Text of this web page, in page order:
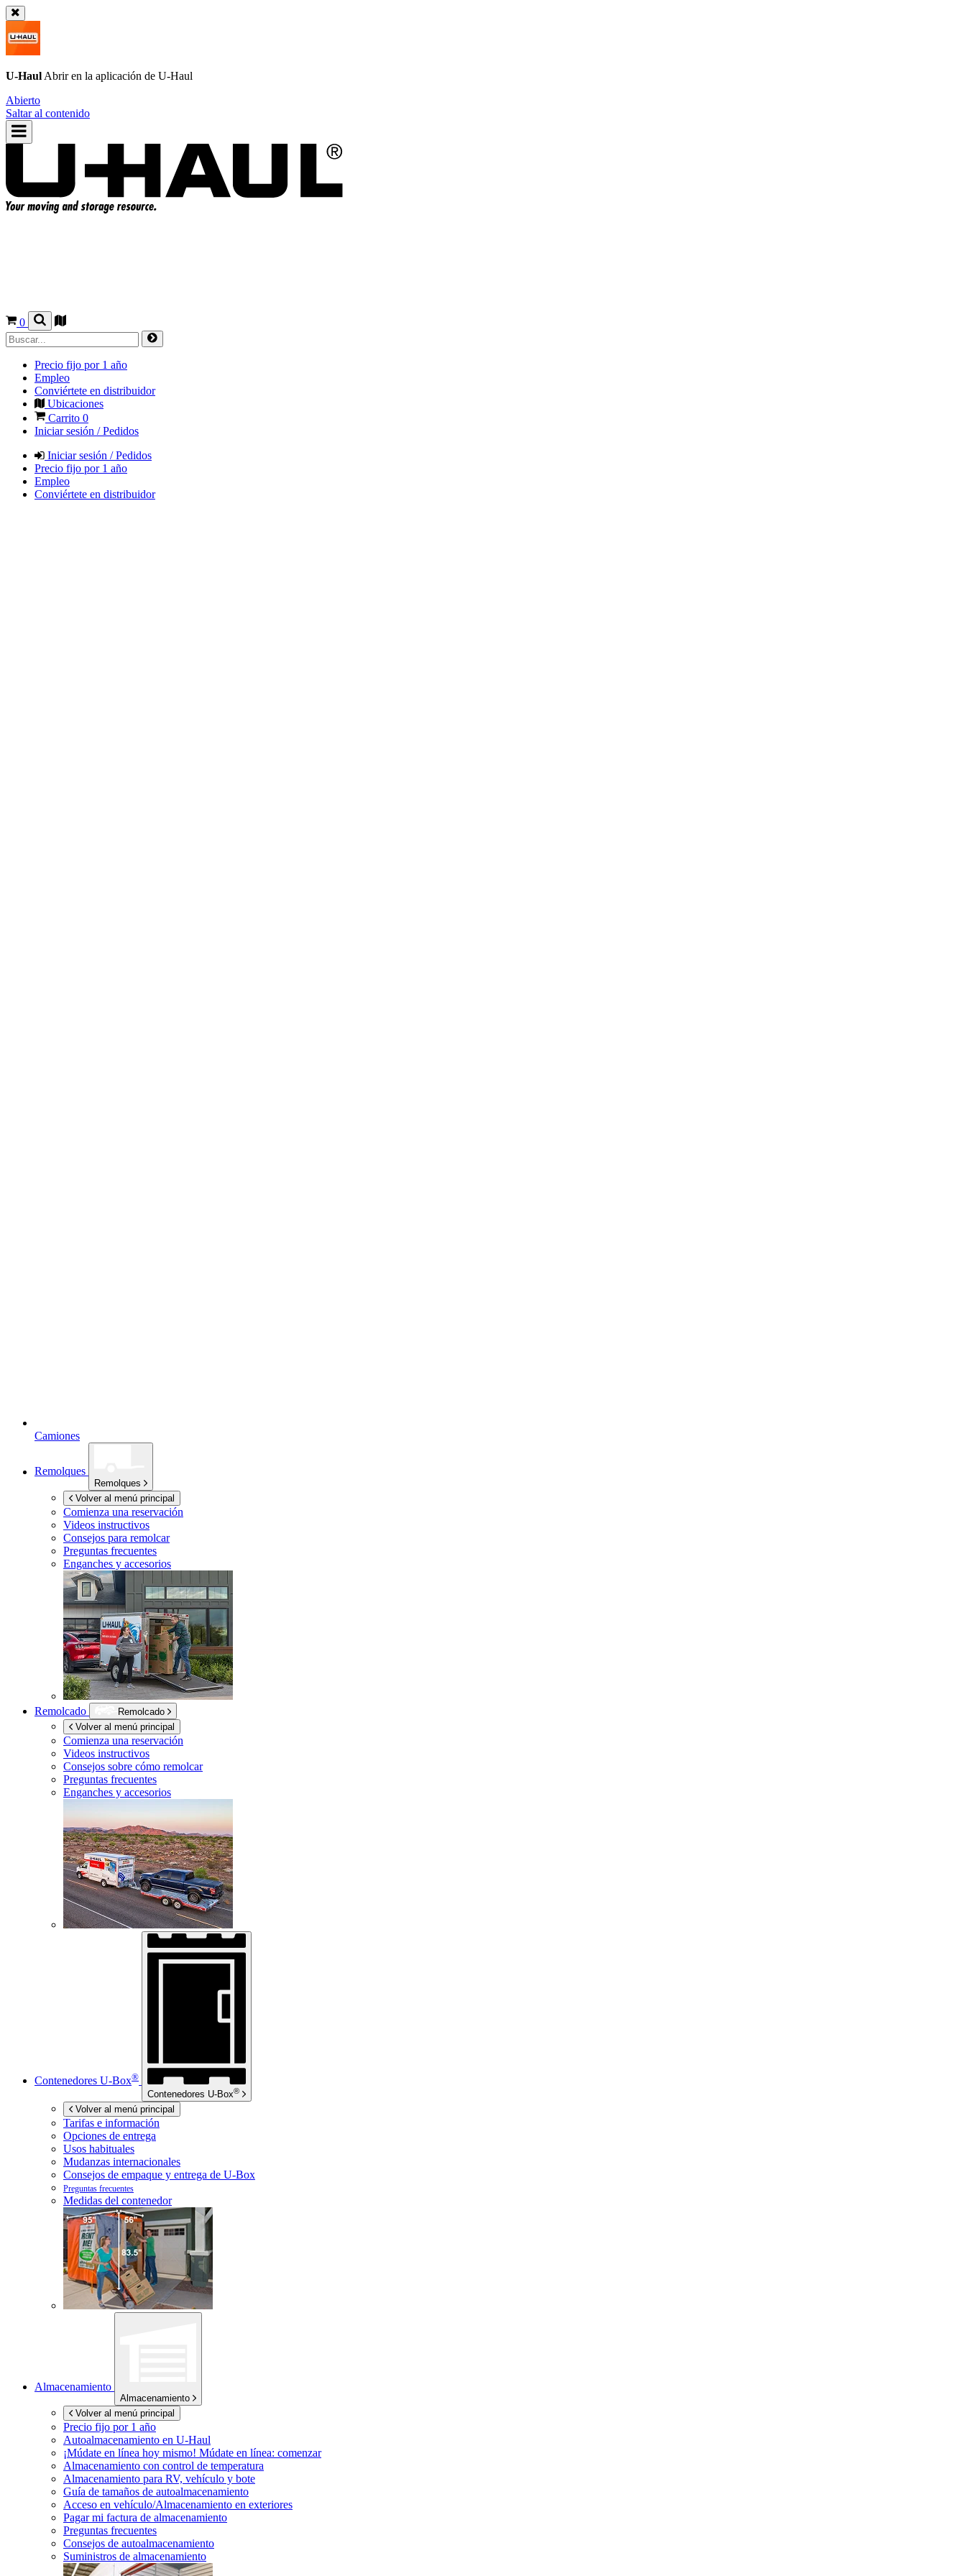
U-Haul Abrir en la aplicación de U-Haul
Abierto
Saltar al contenido
0
Precio fijo por 1 año
Empleo
Conviértete en distribuidor
Ubicaciones
Carrito 0
Iniciar sesión / Pedidos
Iniciar sesión / Pedidos
Precio fijo por 1 año
Empleo
Conviértete en distribuidor
Camiones
Remolques
Remolques
Volver al menú principal
Comienza una reservación
Videos instructivos
Consejos para remolcar
Preguntas frecuentes
Enganches y accesorios
Remolcado
Remolcado
Volver al menú principal
Comienza una reservación
Videos instructivos
Consejos sobre cómo remolcar
Preguntas frecuentes
Enganches y accesorios
Contenedores U-Box®
Contenedores U-Box®
Volver al menú principal
Tarifas e información
Opciones de entrega
Usos habituales
Mudanzas internacionales
Consejos de empaque y entrega de U-Box
Preguntas frecuentes
Medidas del contenedor
Almacenamiento
Almacenamiento
Volver al menú principal
Precio fijo por 1 año
Autoalmacenamiento en U-Haul
¡Múdate en línea hoy mismo! Múdate en línea: comenzar
Almacenamiento con control de temperatura
Almacenamiento para RV, vehículo y bote
Guía de tamaños de autoalmacenamiento
Acceso en vehículo/Almacenamiento en exteriores
Pagar mi factura de almacenamiento
Preguntas frecuentes
Consejos de autoalmacenamiento
Suministros de almacenamiento